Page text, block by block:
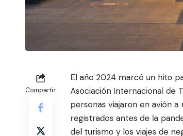
Compartir
El año 2024 marcó un hito
Asociación Internacional de
personas viajaron en avión
registrados antes de la p
del turismo y los viajes de